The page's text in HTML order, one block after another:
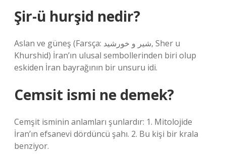
Şir-ü hurşid nedir?
Aslan ve güneş (Farsça: شیر و خورشید, Sher u
Khurshid) İran’ın ulusal sembollerinden biri olup
eskiden İran bayrağının bir unsuru idi.
Cemsit ismi ne demek?
Cemşit isminin anlamları şunlardır: 1. Mitolojide
İran’ın efsanevi dördüncü şahı. 2. Bu kişi bir krala
benziyor.